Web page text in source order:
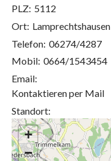
PLZ: 5112
Ort: Lamprechtshausen
Telefon: 06274/4287
Mobil: 0664/1543454
Email:
Kontaktieren per Mail
Standort:
+
−